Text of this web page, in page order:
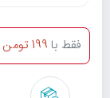
فقط با 199 تومن